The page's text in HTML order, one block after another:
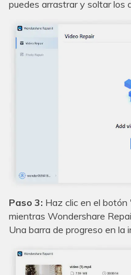
puedes arrastrar y soltar los
Paso 3: Haz clic en el botón
mientras Wondershare
Una barra de progreso en la